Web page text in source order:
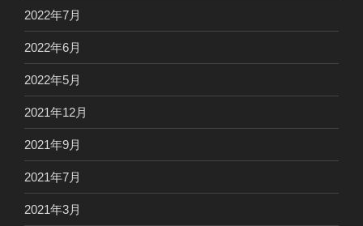
2022年7月
2022年6月
2022年5月
2021年12月
2021年9月
2021年7月
2021年3月